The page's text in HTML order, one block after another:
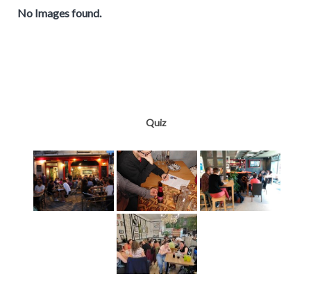
No Images found.
Quiz